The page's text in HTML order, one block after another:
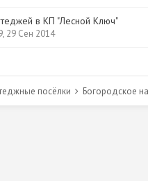
в КП "Лесной Ключ"
, 29 Сен 2014
посёлки Богородское